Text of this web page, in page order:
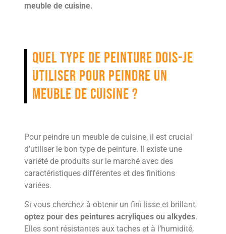
meuble de cuisine.
Quel type de peinture dois-je
utiliser pour peindre un
meuble de cuisine ?
Pour peindre un meuble de cuisine, il est crucial
d’utiliser le bon type de peinture. Il existe une
variété de produits sur le marché avec des
caractéristiques différentes et des finitions
variées.
Si vous cherchez à obtenir un fini lisse et brillant,
optez pour des peintures acryliques ou alkydes.
Elles sont résistantes aux taches et à l’humidité,